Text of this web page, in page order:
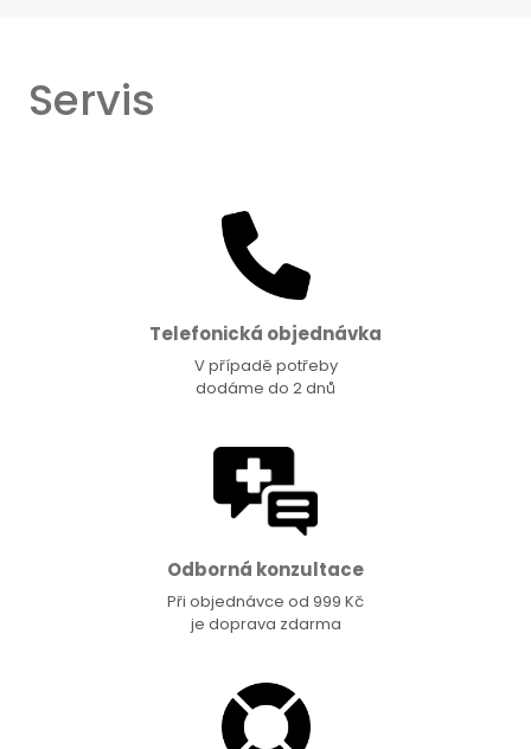
Servis
Telefonická objednávka
V případě potřeby
dodáme do 2 dnů
Odborná konzultace
Při objednávce od 999 Kč
je doprava zdarma